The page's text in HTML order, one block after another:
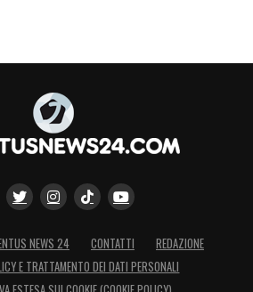
NEWS 24 CONTATTI
REDAZIONE
E TRATTAMENTO DEI DATI PERSONALI